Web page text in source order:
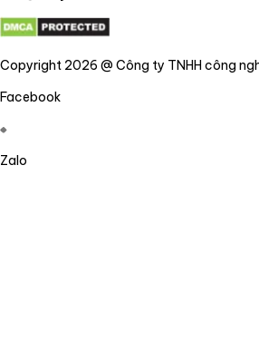
Copyright 2026 @ Công ty TNHH công
Facebook
Zalo